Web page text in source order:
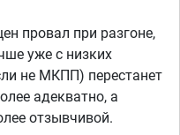
провал при разгоне,
уже с низких
не МКПП) перестанет
адекватно, а
отзывчивой.